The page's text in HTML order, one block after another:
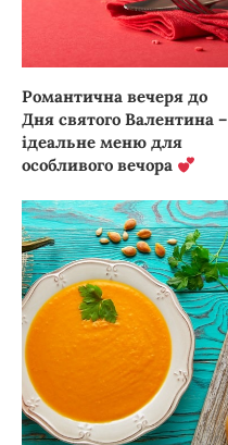
Романтична вечеря до
Дня святого Валентина –
ідеальне меню для
особливого вечора